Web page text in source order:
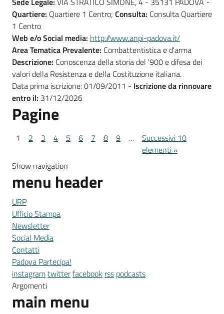
Quartiere: Quartiere 1 Centro; Consulta: Consulta Quartiere
1 Centro
Web e/o Social media: http://www.anpi-padova.it/
Area Tematica Prevalente: Combattentistica e d'arma
Descrizione: Conoscenza della storia del '900 e difesa dei
valori della Resistenza e della Costituzione italiana.
Data prima iscrizione: 01/09/2011 - Iscrizione da rinnovare
entro il: 31/12/2026
Pagine
1 2 3 4 5 6 7 8 9 …
Successivi 10
elementi »
Show navigation
menu header
URP
Ufficio Stampa
Newsletter
Social Media
Contatti
Padova Partecipa!
instagramtwitterfacebook rss podcasts
Argomenti
main menu